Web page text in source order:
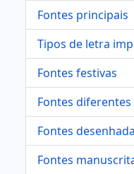
Fontes principais
Tipos de letra
Fontes festivas
Fontes diferentes
Fontes
Fontes